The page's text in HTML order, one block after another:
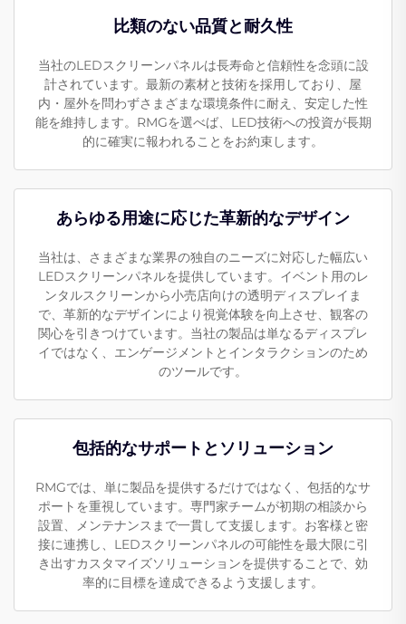
比類のない品質と耐久性
当社のLEDスクリーンパネルは長寿命と信頼性を念頭に設
計されています。最新の素材と技術を採用しており、屋
内・屋外を問わずさまざまな環境条件に耐え、安定した性
能を維持します。RMGを選べば、LED技術への投資が長期
的に確実に報われることをお約束します。
あらゆる用途に応じた革新的なデザイン
当社は、さまざまな業界の独自のニーズに対応した幅広い
LEDスクリーンパネルを提供しています。イベント用のレ
ンタルスクリーンから小売店向けの透明ディスプレイま
で、革新的なデザインにより視覚体験を向上させ、観客の
関心を引きつけています。当社の製品は単なるディスプレ
イではなく、エンゲージメントとインタラクションのため
のツールです。
包括的なサポートとソリューション
RMGでは、単に製品を提供するだけではなく、包括的なサ
ポートを重視しています。専門家チームが初期の相談から
設置、メンテナンスまで一貫して支援します。お客様と密
接に連携し、LEDスクリーンパネルの可能性を最大限に引
き出すカスタマイズソリューションを提供することで、効
率的に目標を達成できるよう支援します。